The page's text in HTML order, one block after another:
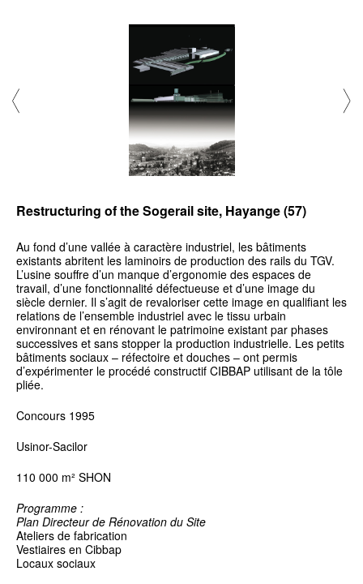
Restructuring of the Sogerail site, Hayange (57)
Au fond d’une vallée à caractère industriel, les bâtiments
existants abritent les laminoirs de production des rails du TGV.
L’usine souffre d’un manque d’ergonomie des espaces de
travail, d’une fonctionnalité défectueuse et d’une image du
siècle dernier. Il s’agit de revaloriser cette image en qualifiant les
relations de l’ensemble industriel avec le tissu urbain
environnant et en rénovant le patrimoine existant par phases
successives et sans stopper la production industrielle. Les petits
bâtiments sociaux – réfectoire et douches – ont permis
d’expérimenter le procédé constructif CIBBAP utilisant de la tôle
pliée.
Concours 1995
Usinor-Sacilor
110 000 m² SHON
Programme :
Plan Directeur de Rénovation du Site
Ateliers de fabrication
Vestiaires en Cibbap
Locaux sociaux